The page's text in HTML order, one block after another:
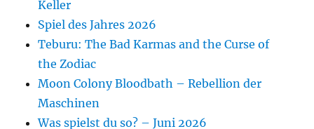
Keller
Spiel des Jahres 2026
Teburu: The Bad Karmas and the Curse of
the Zodiac
Moon Colony Bloodbath – Rebellion der
Maschinen
Was spielst du so? – Juni 2026